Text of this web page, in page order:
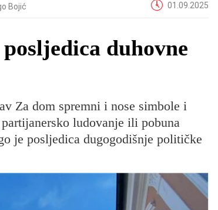
Bojić 01.09.2025
duhovne
Za dom spremni i nose simbole i
ludovanje ili pobuna
je posljedica dugogodišnje političke